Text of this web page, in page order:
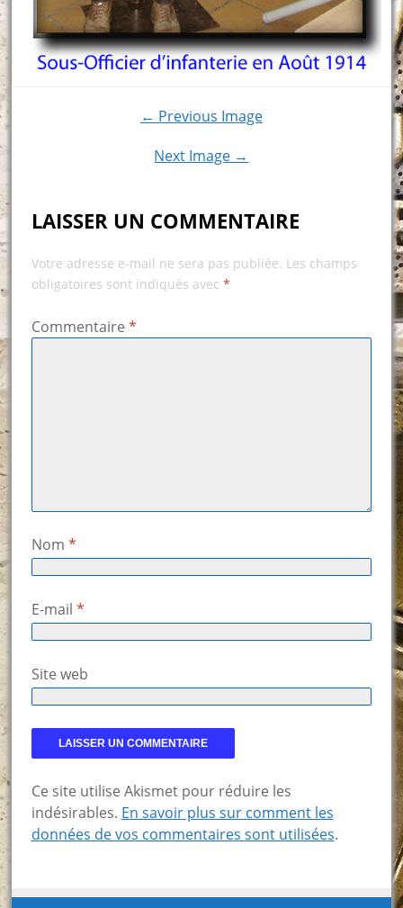
← Previous Image
Next Image →
LAISSER UN COMMENTAIRE
Votre adresse e-mail ne sera pas publiée. Les champs
obligatoires sont indiqués avec *
Commentaire *
Nom *
E-mail *
Site web
Ce site utilise Akismet pour réduire les
indésirables. En savoir plus sur comment les
données de vos commentaires sont utilisées.